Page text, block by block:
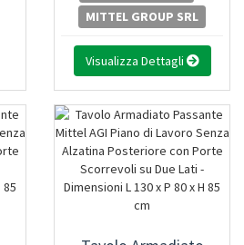
MITTEL GROUP SRL
Visualizza Dettagli